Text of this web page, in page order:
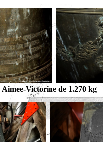
Victorine de 1.270 kg